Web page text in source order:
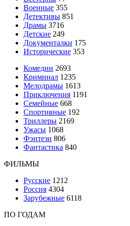
Военные 355
Детективы 851
Драмы 3716
Детские 249
Документалки 175
Исторические 353
Комедии 2693
Криминал 1235
Мелодрамы 1613
Приключения 1191
Семейные 668
Спортивные 192
Триллеры 2169
Ужасы 1068
Фэнтези 806
Фантастика 840
ФИЛЬМЫ
Русские 1212
Россия 4304
Зарубежные 6118
ПО ГОДАМ